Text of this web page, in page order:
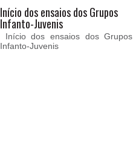
Início dos ensaios dos Grupos
Infanto-Juvenis
Início dos ensaios dos Grupos
Infanto-Juvenis